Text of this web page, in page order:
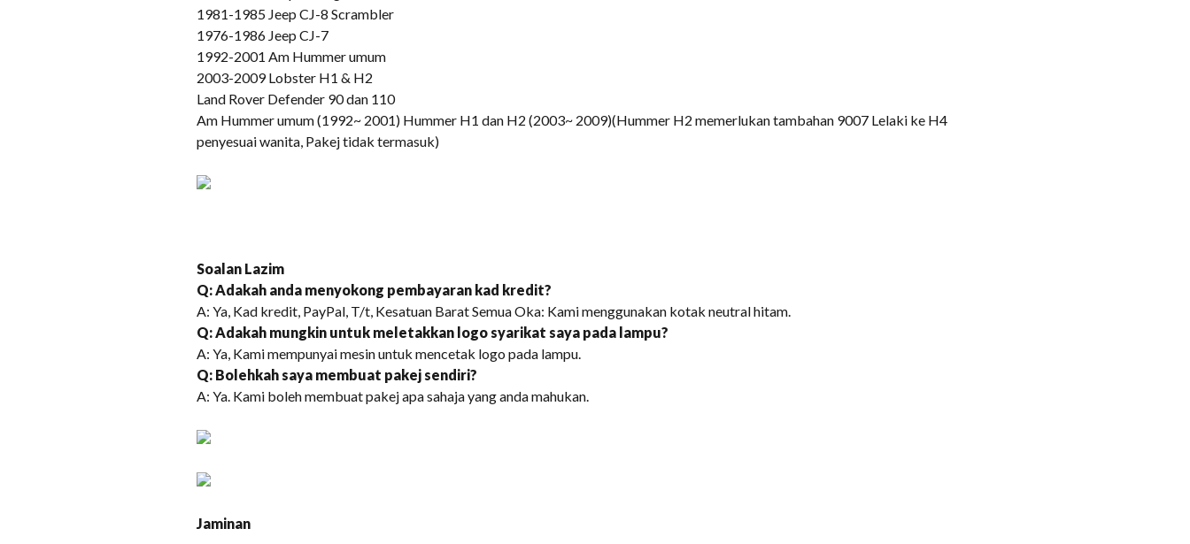
1981-1985 Jeep CJ-8 Scrambler
1976-1986 Jeep CJ-7
1992-2001 Am Hummer umum
2003-2009 Lobster H1 & H2
Land Rover Defender 90 dan 110
Am Hummer umum (1992~ 2001) Hummer H1 dan H2 (2003~ 2009)(Hummer H2 memerlukan tambahan 9007 Lelaki ke H4
penyesuai wanita, Pakej tidak termasuk)
Soalan Lazim
Q: Adakah anda menyokong pembayaran kad kredit?
A: Ya, Kad kredit, PayPal, T/t, Kesatuan Barat Semua Oka: Kami menggunakan kotak neutral hitam.
Q: Adakah mungkin untuk meletakkan logo syarikat saya pada lampu?
A: Ya, Kami mempunyai mesin untuk mencetak logo pada lampu.
Q: Bolehkah saya membuat pakej sendiri?
A: Ya. Kami boleh membuat pakej apa sahaja yang anda mahukan.
Jaminan